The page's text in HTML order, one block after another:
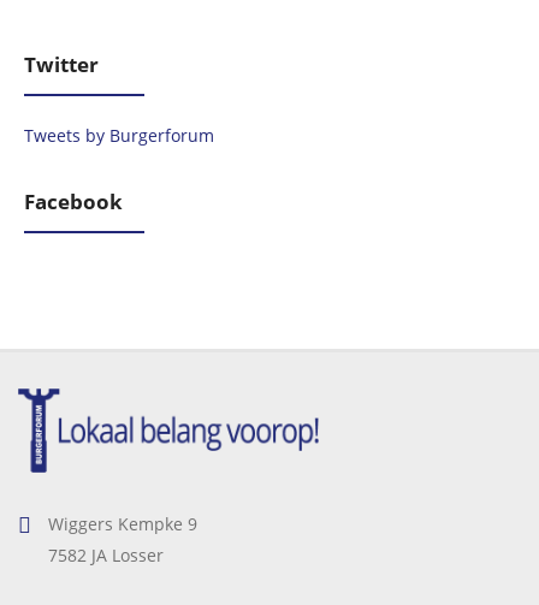
Twitter
Tweets by Burgerforum
Facebook
Wiggers Kempke 9
7582 JA Losser